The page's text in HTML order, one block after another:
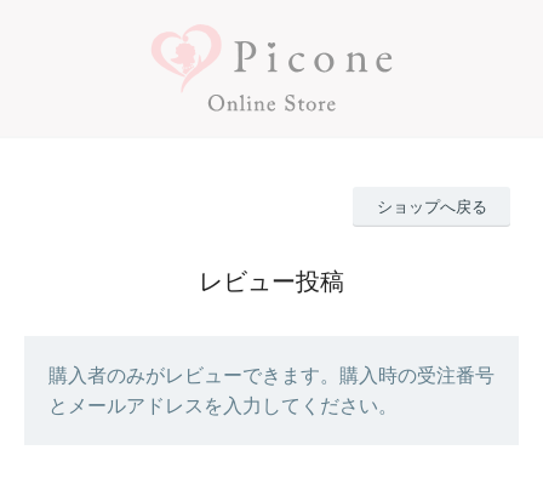
ショップへ戻る
レビュー投稿
購入者のみがレビューできます。購入時の受注番号
とメールアドレスを入力してください。